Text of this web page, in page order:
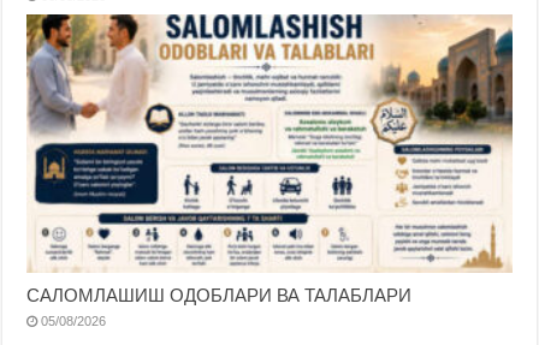
САЛОМЛАШИШ ОДОБЛАРИ ВА ТАЛАБЛАРИ
05/08/2026